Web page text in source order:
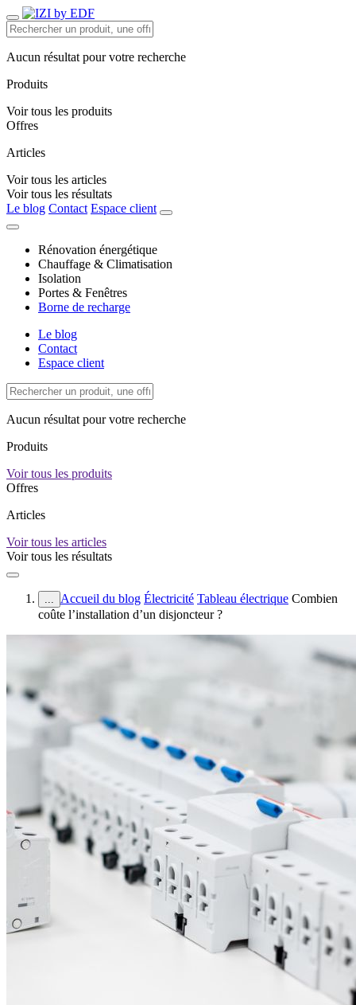
Aucun résultat pour votre recherche
Produits
Voir tous les produits
Offres
Articles
Voir tous les articles
Voir tous les résultats
Le blog Contact Espace client
Rénovation énergétique
Chauffage & Climatisation
Isolation
Portes & Fenêtres
Borne de recharge
Le blog
Contact
Espace client
Aucun résultat pour votre recherche
Produits
Voir tous les produits
Offres
Articles
Voir tous les articles
Voir tous les résultats
... Accueil du blog Électricité Tableau électrique Combien
coûte l’installation d’un disjoncteur ?